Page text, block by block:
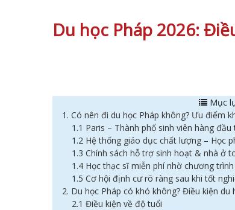
Du học Pháp 2026:
Mục
1. Có nên đi du học Pháp không? Ưu điểm
1.1 Paris – Thành phố sinh viên hàng đầu
1.2 Hệ thống giáo dục chất lượng – Học
1.3 Chính sách hỗ trợ sinh hoạt & nhà ở
1.4 Học thạc sĩ miễn phí nhờ chương
1.5 Cơ hội định cư rõ ràng sau khi tốt
2. Du học Pháp có khó không? Điều kiện du
2.1 Điều kiện về độ tuổi